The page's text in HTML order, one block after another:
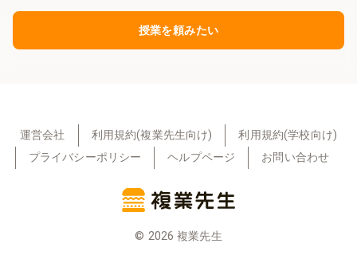
授業を頼みたい
運営会社 利用規約(複業先生向け)
利用規約(学校向け)
プライバシーポリシー
ヘルプページ お問い合わせ
© 2026 複業先生